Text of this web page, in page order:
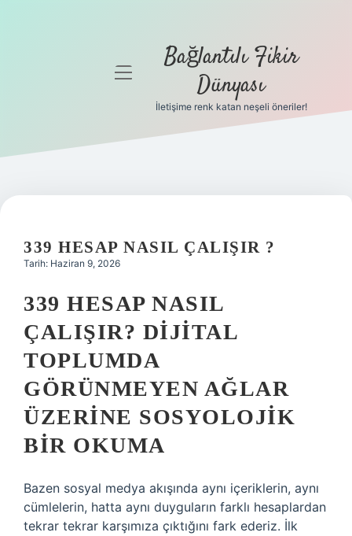
Gizlilik
Hakkımızda
menüyü
Bağlantılı Fikir
Dünyası
İletişime renk katan neşeli öneriler!
339 HESAP NASIL ÇALIŞIR ?
Tarih: Haziran 9, 2026
339 HESAP NASIL
ÇALIŞIR? DIJITAL
TOPLUMDA
GÖRÜNMEYEN AĞLAR
ÜZERINE SOSYOLOJIK
BIR OKUMA
Bazen sosyal medya akışında aynı içeriklerin, aynı
cümlelerin, hatta aynı duyguların farklı hesaplardan
tekrar tekrar karşımıza çıktığını fark ederiz. İlk